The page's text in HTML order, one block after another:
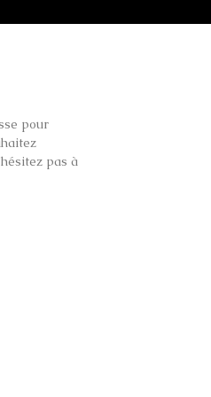
pour
pas à